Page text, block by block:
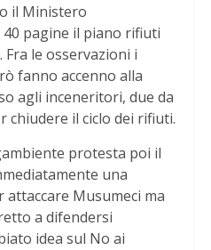
il Ministero
40 pagine il piano rifiuti
le osservazioni i
fanno accenno alla
agli inceneritori, due da
chiudere il ciclo dei rifiuti.
protesta poi il
una
Musumeci ma
a difendersi
idea sul No ai